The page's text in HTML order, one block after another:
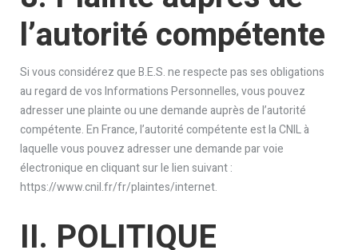
l’autorité compétente
Si vous considérez que B.E.S. ne respecte pas ses obligations
au regard de vos Informations Personnelles, vous pouvez
adresser une plainte ou une demande auprès de l’autorité
compétente. En France, l’autorité compétente est la CNIL à
laquelle vous pouvez adresser une demande par voie
électronique en cliquant sur le lien suivant :
https://www.cnil.fr/fr/plaintes/internet.
II. POLITIQUE